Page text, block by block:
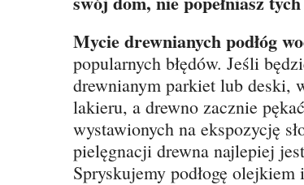
Mycie drewnianych podłóg
popularnych błędów. Jeśli
drewnianym parkiet lub deski,
lakieru, a drewno zacznie
wystawionych na ekspozycję
pielęgnacji drewna najlepiej
Spryskujemy podłogę